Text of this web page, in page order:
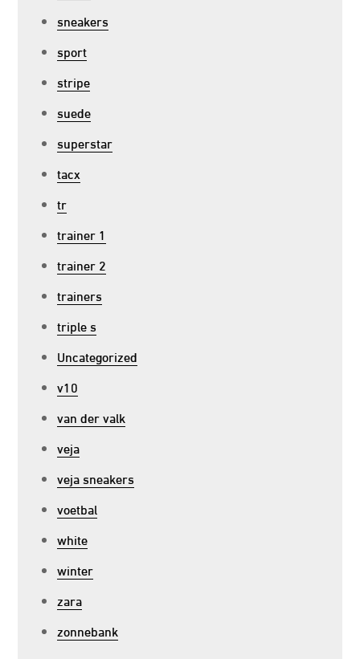
sneakers
sport
stripe
suede
superstar
tacx
tr
trainer 1
trainer 2
trainers
triple s
Uncategorized
v10
van der valk
veja
veja sneakers
voetbal
white
winter
zara
zonnebank